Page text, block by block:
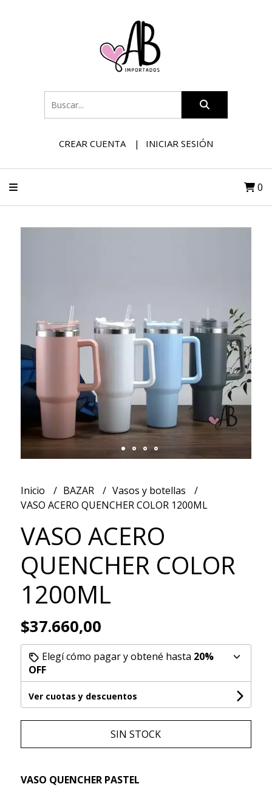
CREAR CUENTA INICIAR SESIÓN
0
Inicio BAZAR
Vasos y botellas
VASO ACERO QUENCHER COLOR 1200ML
VASO ACERO
QUENCHER COLOR
1200ML
$37.660,00
Elegí cómo pagar y obtené hasta 20%
OFF
Ver cuotas y descuentos
SIN STOCK
VASO QUENCHER PASTEL